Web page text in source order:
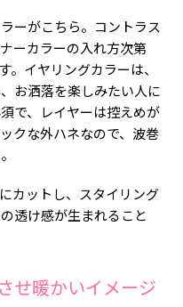
ーがこちら。コントラス
ーカラーの入れ方次第
。イヤリングカラーは、
お洒落を楽しみたい人に
で、レイヤーは控えめが
クな外ハネなので、波巻
カットし、スタイリング
透け感が生まれること
せ暖かいイメージ